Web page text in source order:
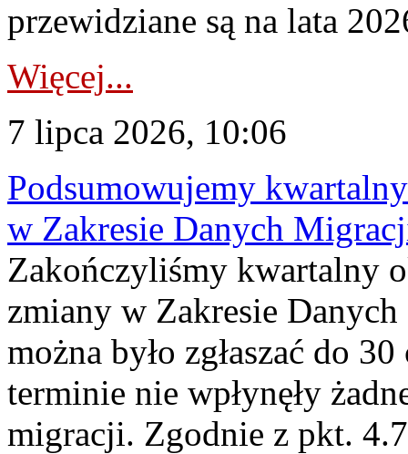
przewidziane są na lata
Więcej...
7 lipca 2026, 10:06
Podsumowujemy
w Zakresie Danych
Zakończyliśmy kwartalny
zmiany w Zakresie
można było zgłaszać do
terminie nie wpłynęły
migracji. Zgodnie z pkt.